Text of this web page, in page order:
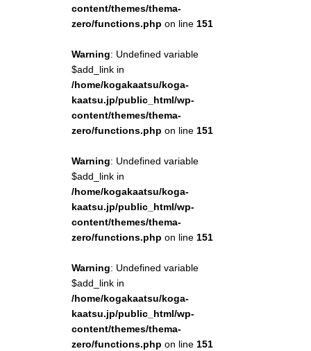
content/themes/thema-
zero/functions.php on line 151
Warning: Undefined variable
$add_link in
/home/kogakaatsu/koga-
kaatsu.jp/public_html/wp-
content/themes/thema-
zero/functions.php on line 151
Warning: Undefined variable
$add_link in
/home/kogakaatsu/koga-
kaatsu.jp/public_html/wp-
content/themes/thema-
zero/functions.php on line 151
Warning: Undefined variable
$add_link in
/home/kogakaatsu/koga-
kaatsu.jp/public_html/wp-
content/themes/thema-
zero/functions.php on line 151